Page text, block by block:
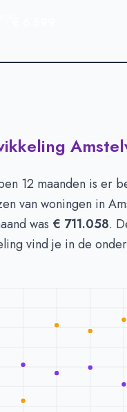
Amstelveen per m2-
Type
euro's
12 maanden is er
van woningen in
was € 711.058.
vind je in de